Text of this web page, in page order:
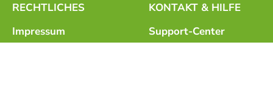
RECHTLICHES
Impressum
KONTAKT & HILFE
Support-Center